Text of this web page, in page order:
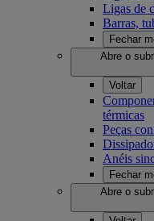
Ligas de
Barras,
Fechar
Abre o
Voltar
térmicas
Peças
Anéis
Fechar
Abre o